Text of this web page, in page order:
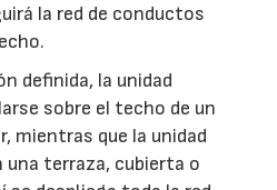
la red de conductos
definida, la unidad
sobre el techo de un
mientras que la unidad
una terraza, cubierta o